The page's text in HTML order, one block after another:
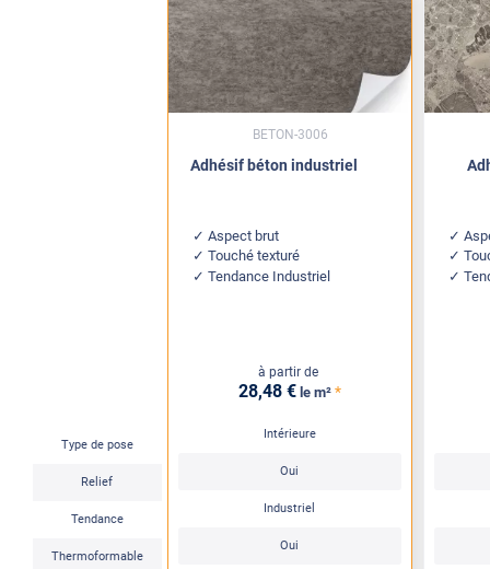
Type de pose
Relief
Tendance
Thermoformable
Adhésif béton industriel
Aspect brut
Touché texturé
Tendance Industriel
à partir de
28,48 € le m² *
Intérieure
Oui
Industriel
Oui
BETON-3006